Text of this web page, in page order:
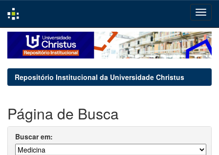
navigation
Repositório Institucional da Universidade Christus
Página de Busca
Buscar em: